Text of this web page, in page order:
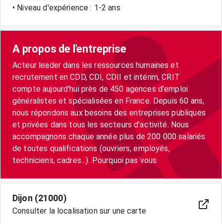
• Niveau d'expérience : 1-2 ans
A propos de l'entreprise
Acteur leader dans les ressources humaines et
recrutement en CDD, CDI, CDII et intérim, CRIT
compte aujourd'hui près de 450 agences d'emploi
généralistes et spécialisées en France. Depuis 60 ans,
nous répondons aux besoins des entreprises publiques
et privées dans tous les secteurs d'activité. Nous
accompagnons chaque année plus de 200 000 salariés
de toutes qualifications (ouvriers, employés,
techniciens, cadres...). Pourquoi pas vous
Dijon (21000)
Consulter la localisation sur une carte